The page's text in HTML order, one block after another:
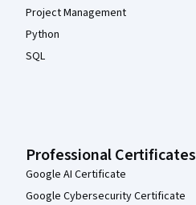
Project Management
Python
SQL
Professional Certificates
Google AI Certificate
Google Cybersecurity Certificate